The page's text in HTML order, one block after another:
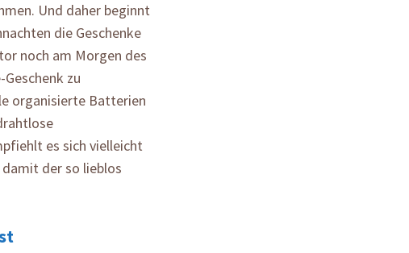
Und daher beginnt
die Geschenke
noch am Morgen des
zu
organisierte Batterien
es sich vielleicht
der so lieblos